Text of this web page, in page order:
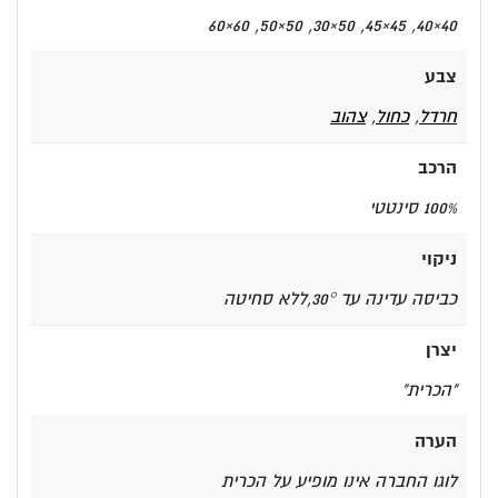
40×40, 45×45, 50×30, 50×50, 60×60
צבע
חרדל,כחול,צהוב
הרכב
100% סינטטי
ניקוי
כביסה עדינה עד 30°,ללא סחיטה
יצרן
"הכרית"
הערה
לוגו החברה אינו מופיע על הכרית